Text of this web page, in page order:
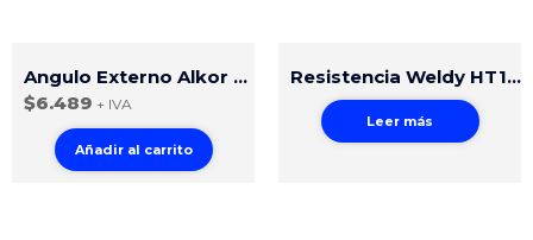
Angulo Externo Alkor Cubierta
$6.489 + IVA
Añadir al carrito
Resistencia Weldy HT1600
Leer más